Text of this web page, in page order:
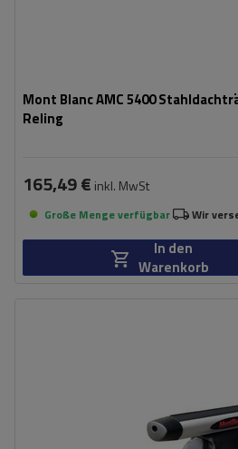
Mont Blanc AMC 5400
Reling
165,49 € inkl. MwSt
Große Menge verfügbar Wir
In den
Warenkorb